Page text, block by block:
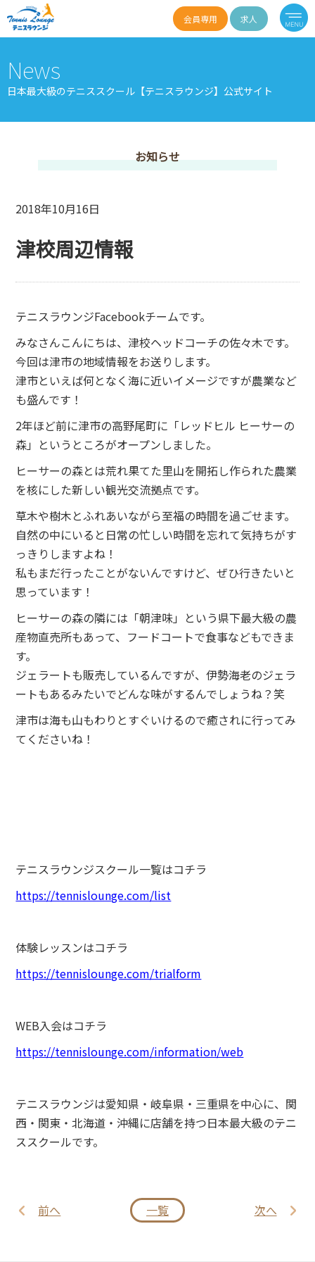
会員専用 求人
News
日本最大級のテニススクール【テニスラウンジ】公式サイト
お知らせ
2018年10月16日
津校周辺情報
テニスラウンジFacebookチームです。
みなさんこんにちは、津校ヘッドコーチの佐々木です。
今回は津市の地域情報をお送りします。
津市といえば何となく海に近いイメージですが農業など
も盛んです！
2年ほど前に津市の高野尾町に「レッドヒル ヒーサーの
森」というところがオープンしました。
ヒーサーの森とは荒れ果てた里山を開拓し作られた農業
を核にした新しい観光交流拠点です。
草木や樹木とふれあいながら至福の時間を過ごせます。
自然の中にいると日常の忙しい時間を忘れて気持ちがす
っきりしますよね！
私もまだ行ったことがないんですけど、ぜひ行きたいと
思っています！
ヒーサーの森の隣には「朝津味」という県下最大級の農
産物直売所もあって、フードコートで食事などもできま
す。
ジェラートも販売しているんですが、伊勢海老のジェラ
ートもあるみたいでどんな味がするんでしょうね？笑
津市は海も山もわりとすぐいけるので癒されに行ってみ
てくださいね！
テニスラウンジスクール一覧はコチラ
https://tennislounge.com/list
体験レッスンはコチラ
https://tennislounge.com/trialform
WEB入会はコチラ
https://tennislounge.com/information/web
テニスラウンジは愛知県・岐阜県・三重県を中心に、関
西・関東・北海道・沖縄に店舗を持つ日本最大級のテニ
ススクールです。
前へ 一覧 次へ